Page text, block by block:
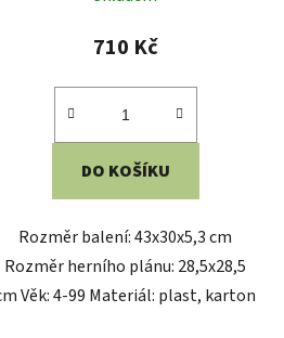
710 Kč
DO KOŠÍKU
Rozměr balení: 43x30x5,3 cm
Rozměr herního plánu: 28,5x28,5
Věk: 4-99 Materiál: plast, karton